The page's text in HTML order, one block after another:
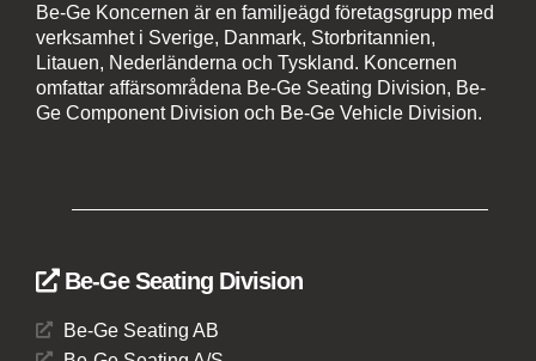
Be-Ge Koncernen är en familjeägd företagsgrupp med
verksamhet i Sverige, Danmark, Storbritannien,
Litauen, Nederländerna och Tyskland. Koncernen
omfattar affärsområdena Be-Ge Seating Division, Be-
Ge Component Division och Be-Ge Vehicle Division.
Be-Ge Seating Division
Be-Ge Seating AB